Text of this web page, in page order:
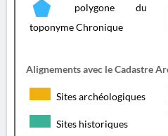
polygone du
toponyme Chronique
Alignements avec le Cadastre
Sites archéologiques
Sites historiques